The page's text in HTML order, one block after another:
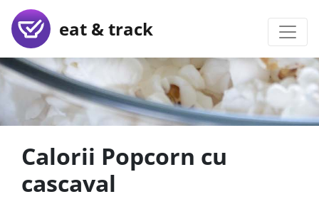
eat & track
Calorii Popcorn cu
cascaval